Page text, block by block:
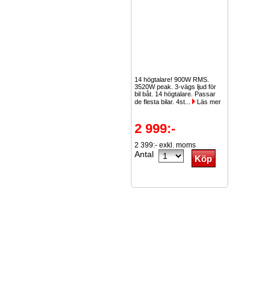
14 högtalare! 900W RMS.
3520W peak. 3-vägs ljud för
bil båt. 14 högtalare. Passar
de flesta bilar. 4st...
Läs mer
2 999:-
2 399:- exkl. moms
Antal